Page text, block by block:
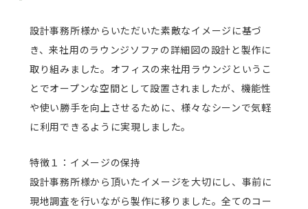
設計事務所様からいただいた素敵なイメージに基づ
き、来社用のラウンジソファの詳細図の設計と製作に
取り組みました。オフィスの来社用ラウンジというこ
とでオープンな空間として設置されましたが、機能性
や使い勝手を向上させるために、様々なシーンで気軽
に利用できるように実現しました。
特徴１：イメージの保持
設計事務所様から頂いたイメージを大切にし、事前に
現地調査を行いながら製作に移りました。全てのコー